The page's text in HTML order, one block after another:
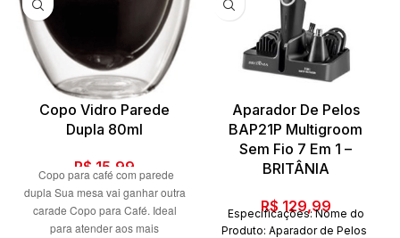
Copo Vidro Parede
Dupla 80ml
R$ 15,99
Copo para café com parede
dupla Sua mesa vai ganhar outra
carade Copo para Café. Ideal
para atender aos mais
Aparador De Pelos
BAP21P Multigroom
Sem Fio 7 Em 1 –
BRITÂNIA
R$ 129,99
Especificações: Nome do
Produto: Aparador de Pelos